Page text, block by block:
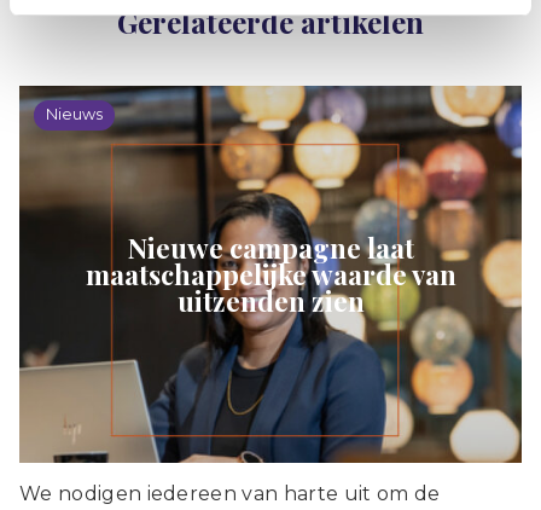
Gerelateerde artikelen
Nieuws
Nieuwe campagne laat
maatschappelijke waarde van
uitzenden zien
We nodigen iedereen van harte uit om de